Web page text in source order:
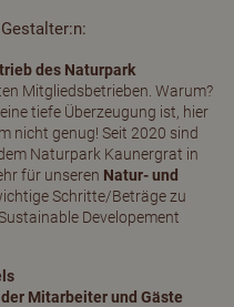
des Naturpark
Mitgliedsbetrieben. Warum?
tiefe Überzeugung ist, hier
nicht genug! Seit 2020 sind
Naturpark Kaunergrat in
für unseren Natur- und
Schritte/Beträge zu
Developement
Mitarbeiter und Gäste